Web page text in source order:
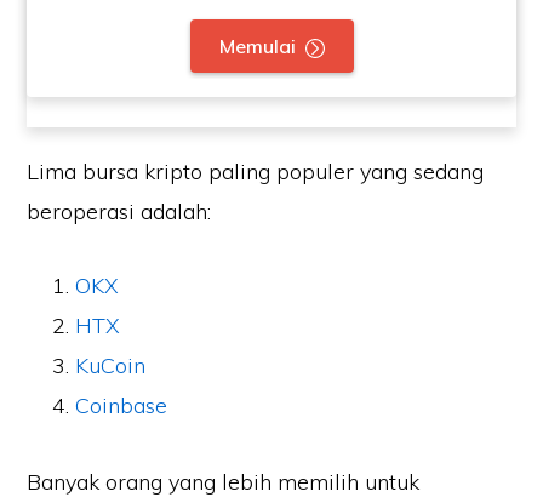
Memulai
Lima bursa kripto paling populer yang sedang
beroperasi adalah:
OKX
HTX
KuCoin
Coinbase
Banyak orang yang lebih memilih untuk